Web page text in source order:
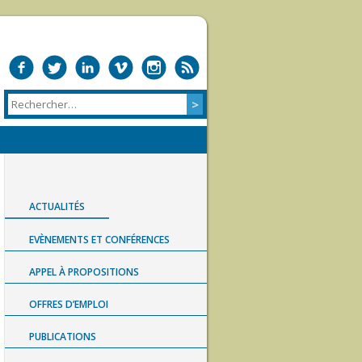
ACTUALITÉS
EVÈNEMENTS ET CONFÉRENCES
APPEL À PROPOSITIONS
OFFRES D’EMPLOI
PUBLICATIONS